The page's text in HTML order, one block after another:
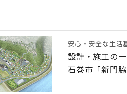
安心・安全な生活
設計・施工の
石巻市「新門